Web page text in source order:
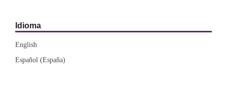
Idioma
English
Español (España)